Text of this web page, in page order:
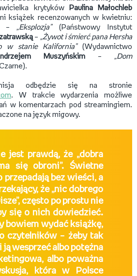
krytyków
Paulina Małochleb
książek recenzowanych w kwietniu:
– „Eksplozja”(Państwowy Instytut
– „Żywot i śmierć pana Hersha
w stanie Kalifornia” (Wydawnictwo
Muszyńskim – „Dom
odbędzie się na stronie
. W trakcie wydarzenia możliwe
w komentarzach pod streamingiem.
na język migowy.
jest prawdą, że „dobra
się obroni”. Świetne
przepadają bez wieści, a
że „nic dobrego
często po prostu nie
się o nich dowiedzieć.
bowiem wydać książkę,
czytelników – żeby tak
ją wesprzeć albo potężna
albo poważna
która w Polsce